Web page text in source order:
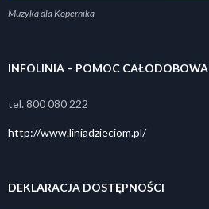
Muzyka dla Kopernika
INFOLINIA – POMOC CAŁODOBOWA
tel. 800 080 222
http://www.liniadzieciom.pl/
DEKLARACJA DOSTĘPNOŚCI